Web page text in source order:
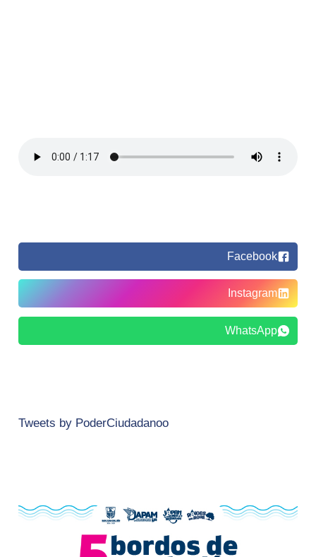
Facebook
Instagram
WhatsApp
Tweets by PoderCiudadanoo